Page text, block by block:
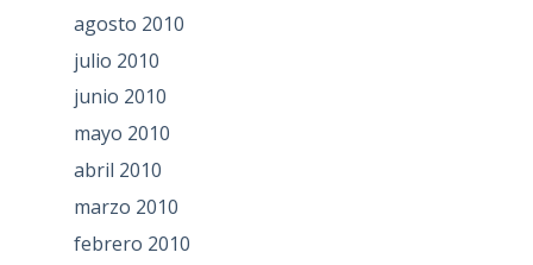
agosto 2010
julio 2010
junio 2010
mayo 2010
abril 2010
marzo 2010
febrero 2010